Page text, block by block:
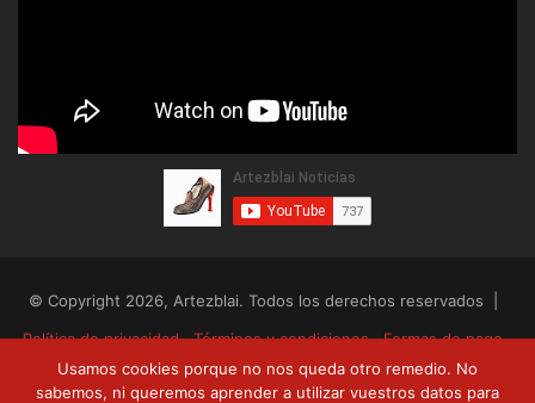
© Copyright 2026, Artezblai. Todos los derechos reservados |
Política de privacidad
Términos y condiciones
Formas de pago
Envíos y devoluciones
Usamos cookies porque no nos queda otro remedio. No
sabemos, ni queremos aprender a utilizar vuestros datos para